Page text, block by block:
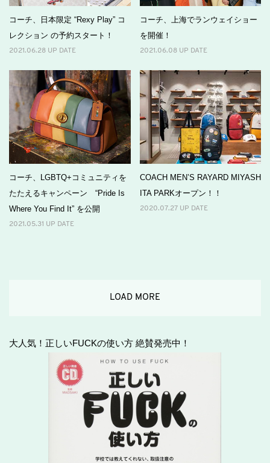
コーチ、日本限定 “Rexy Play” コ
レクション の予約スタート！
2021.06.28 UP DATE
コーチ、上海でランウェイショー
を開催！
2021.06.08 UP DATE
コーチ、LGBTQ+コミュニティを
たたえるキャンペーン “Pride Is
Where You Find It” を公開
2021.05.31 UP DATE
COACH MEN’S RAYARD MIYASH
ITA PARKオープン！！
2020.07.27 UP DATE
LOAD MORE
大人気！正しいFUCKの使い方 絶賛発売中！